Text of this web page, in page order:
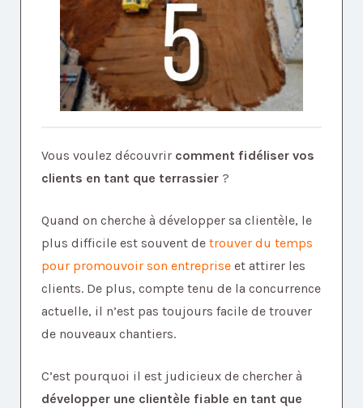
Vous voulez découvrir comment fidéliser vos
clients en tant que terrassier ?
Quand on cherche à développer sa clientèle, le
plus difficile est souvent de trouver du temps
pour promouvoir son entreprise et attirer les
clients. De plus, compte tenu de la concurrence
actuelle, il n’est pas toujours facile de trouver
de nouveaux chantiers.
C’est pourquoi il est judicieux de chercher à
développer une clientèle fiable en tant que